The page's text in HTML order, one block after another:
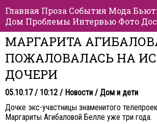
Главная Проза События Мода
Дом Проблемы Интервью Фото
МАРГАРИТА
ПОЖАЛОВАЛАСЬ НА
ДОЧЕРИ
05.10.17 / 10:12 / Новости / Дом и дети
Дочке экс-участницы знаменитого
Маргариты Агибаловой Белле уже три года.